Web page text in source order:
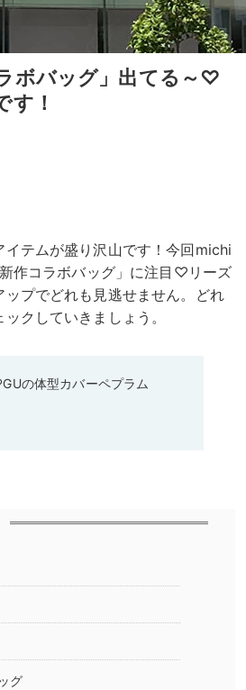
ボバッグ」出てる～♡
す！
テムが盛り沢山です！今回michi
作コラボバッグ」に注目♡リーズ
プでどれも見逃せません。どれ
クしていきましょう。
の体型カバーペプラム
グ